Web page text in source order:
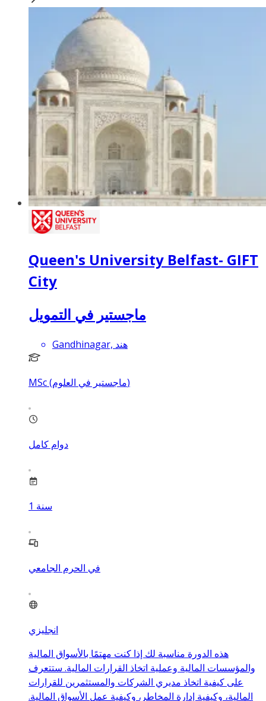
Queen's University Belfast- GIFT
City
ماجستير في التمويل
Gandhinagar, هند
MSc (ماجستير في العلوم)
دوام كامل
1 سنة
في الحرم الجامعي
انجليزي
هذه الدورة مناسبة لك إذا كنت مهتمًا بالأسواق المالية
والمؤسسات المالية وعملية اتخاذ القرارات المالية. ستتعرف
على كيفية اتخاذ مديري الشركات والمستثمرين للقرارات
المالية، وكيفية إدارة المخاطر، وكيفية عمل الأسواق المالية.